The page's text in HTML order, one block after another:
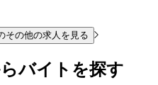
その他の求人を見る
バイトを探す